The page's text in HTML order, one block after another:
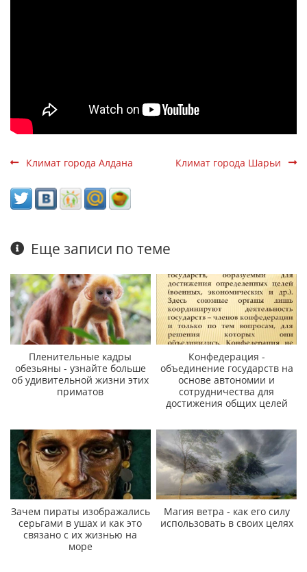
Климат города Алдана Климат города Шарьи
Еще записи по теме
Пленительные кадры
обезьяны - узнайте больше
об удивительной жизни этих
приматов
Конфедерация -
объединение государств на
основе автономии и
сотрудничества для
достижения общих целей
Зачем пираты изображались
серьгами в ушах и как это
связано с их жизнью на
море
Магия ветра - как его силу
использовать в своих целях